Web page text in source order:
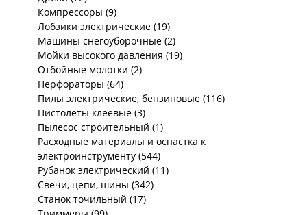
Компрессоры (9)
Лобзики электрические (19)
Машины снегоуборочные (2)
Мойки высокого давления (19)
Отбойные молотки (2)
Перфораторы (64)
Пилы электрические, бензиновые (116)
Пистолеты клеевые (3)
Пылесос строительный (1)
Расходные материалы и оснастка к
электроинструменту (544)
Рубанок электрический (11)
Свечи, цепи, шины (342)
Станок точильный (17)